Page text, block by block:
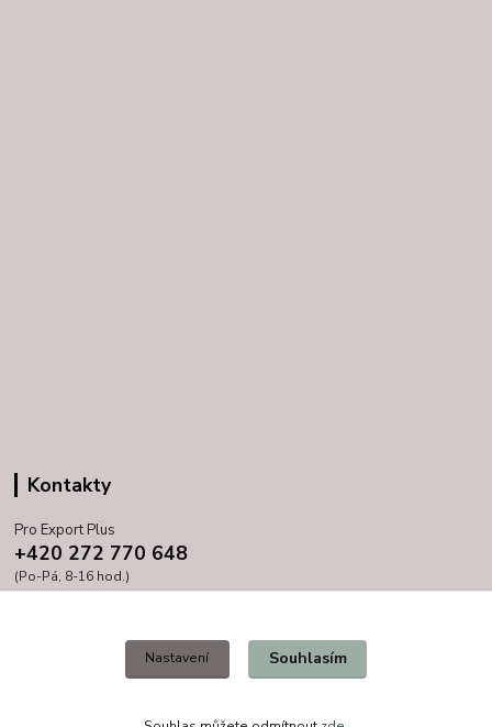
Kontakty
Pro Export Plus
+420 272 770 648
(Po-Pá, 8-16 hod.)
Nastavení Souhlasím